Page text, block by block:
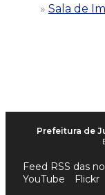
Sala de
Prefeitura de
Feed RSS das
YouTube
Flickr